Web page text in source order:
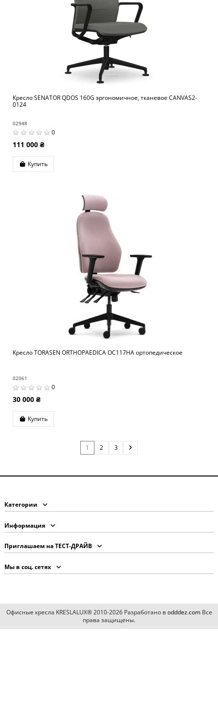
Кресло SENATOR QDOS 160G эргономичное, тканевое CANVAS2-
0124
02948
0
111 000 ₴
Купить
Кресло TORASEN ORTHOPAEDICA OC117HA ортопедическое
02061
0
30 000 ₴
Купить
1 2 3
Категории
Информация
Приглашаем на ТЕСТ-ДРАЙВ
Мы в соц. сетях
Офисные кресла KRESLALUX® 2010-2026 Разработано вodddez.comВсе
права защищены.